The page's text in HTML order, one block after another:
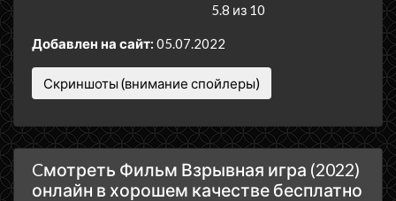
5.8 из 10
Добавлен на сайт: 05.07.2022
Скриншоты (внимание спойлеры)
Cмотреть Фильм Взрывная игра (2022)
онлайн в хорошем качестве бесплатно